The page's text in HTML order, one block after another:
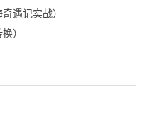
遇记实战）
）